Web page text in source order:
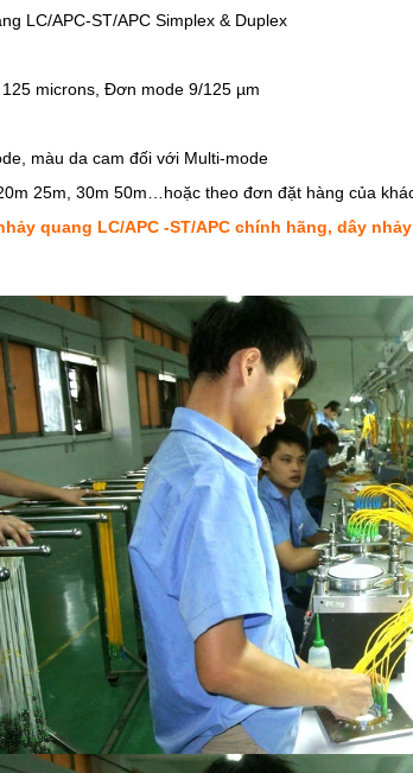
LC/APC-ST/APC Simplex & Duplex
microns, Đơn mode 9/125 µm
màu da cam đối với Multi-mode
25m, 30m 50m…hoặc theo đơn đặt hàng của
quang LC/APC -ST/APC chính hãng, dây